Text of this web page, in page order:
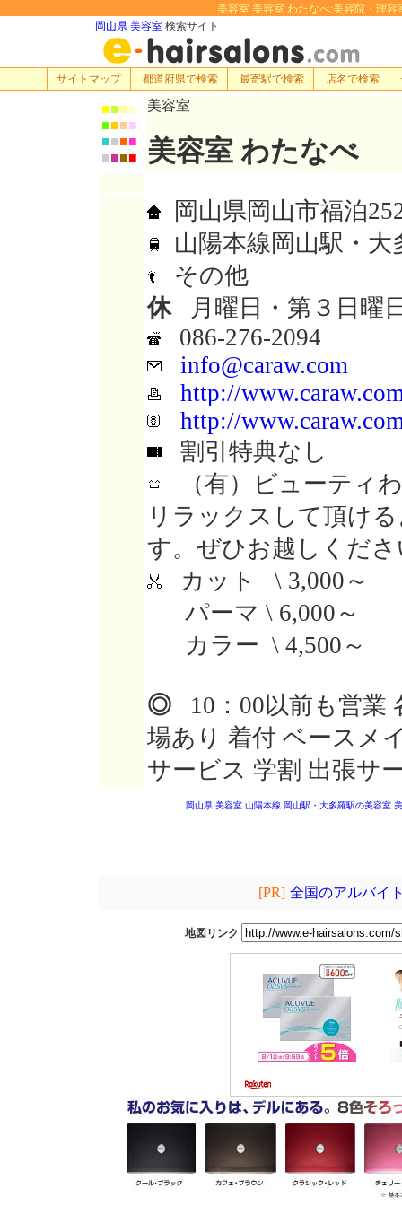
美容室 美容室 わたなべ:美容院・理容
岡山県 美容室 検索サイト
サイトマップ 都道府県で検索 最寄駅で検索 店名で検索
■■■■
■■■■
■■■■
■■■■
美容室
美容室 わたなべ
岡山県岡山市福泊
山陽本線岡山駅・大
その他
休月曜日・第３日曜
086-276-2094
info@caraw.com
http://
http://
割引特典なし
（有）ビューティ
リラックスして頂け
す。ぜひお越しくださ
カット \ 3,000～
パーマ \ 6,000～
カラー \ 4,500～
◎ 10：00以前も営業
場あり 着付 ベースメ
サービス 学割 出張サ
岡山県 美容室 山陽本線 岡山駅・大多羅駅の美容室
[PR] 全国のアルバイ
地図リンク